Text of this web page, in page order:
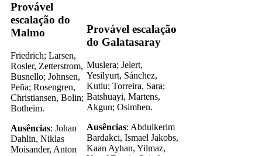
Provável
escalação do
Malmo
Friedrich; Larsen,
Rosler, Zetterstrom,
Busnello; Johnsen,
Peña; Rosengren,
Christiansen, Bolin;
Botheim.
Ausências: Johan
Dahlin, Niklas
Moisander, Anton
Provável escalação
do Galatasaray
Muslera; Jelert,
Yesilyurt, Sánchez,
Kutlu; Torreira, Sara;
Batshuayi, Martens,
Akgun; Osimhen.
Ausências: Abdulkerim
Bardakci, Ismael Jakobs,
Kaan Ayhan, Yilmaz,